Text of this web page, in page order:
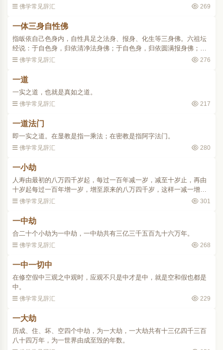
僧宝；法系佛法身，是佛宝，凭之能出三界，证涅槃，是法宝，依法
佛学常见辞汇 269
一体三身自性佛
指皈依自己色身内，自性具足之法身、报身、化生等三身佛。六祖坛
经说：于自色身，归依清净法身佛；于自色身，归依圆满报身佛；于
自色身，归依千百亿化身佛。..
佛学常见辞汇 276
一道
一实之道，也就是真如之道。
佛学常见辞汇 217
一道法门
即一实之道。在显教是指一乘法；在密教是指阿字法门。
佛学常见辞汇 280
一小劫
人寿由最初的八万四千岁起，每过一百年减一岁，减至十岁止，再由
十岁起每过一百年增一岁，增至原来的八万四千岁，这样一减一增，
为一小劫。以数学方式来计算，一小劫等于（84000－10）x 100 x 2
佛学常见辞汇 301
一中劫
合二十个小劫为一中劫，一中劫共有三亿三千五百九十六万年。
佛学常见辞汇 268
一中一切中
在修空假中三观之中观时，应观不只是中才是中，就是空和假也都是
中。
佛学常见辞汇 229
一大劫
历成、住、坏、空四个中劫，为一大劫，一大劫共有十三亿四千三百
八十四万年，为一世界由成至毁的年数。